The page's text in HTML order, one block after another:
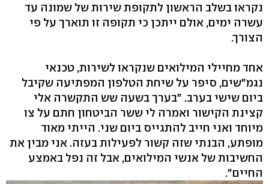
נקראו בשלב הראשון לתקופת שירות של שמונה עד
עשרה ימים, אולם ייתכן כי תקופה זו תוארך על פי
הצורך.
אחד מחיילי המילואים שנקראו לשירות, טכנאי
נגמ"שים, סיפר על שיחת הטלפון המפתיעה שקיבל
ביום שישי בערב. "בערך בשעה שש התקשרה אלי
קצינת הקישור ואמרה לי ששר הביטחון חתם על צו
מיוחד ואני חייב להתגייס ביום שני. הייתי מאוד
מופתע, הבנתי שזה קשור לפעילות בעזה. אני מבין את
החשיבות של אנשי המילואים, אבל זה נפל באמצע
החיים".